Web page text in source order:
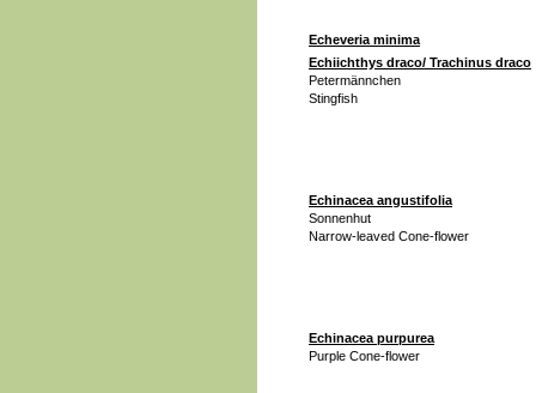
Echeveria minima
Echiichthys draco/ Trachinus draco
Petermännchen
Stingfish
Echinacea angustifolia
Sonnenhut
Narrow-leaved Cone-flower
Echinacea purpurea
Purple Cone-flower